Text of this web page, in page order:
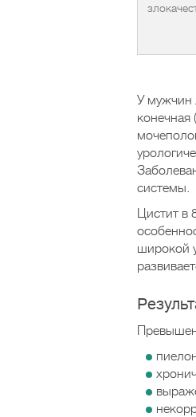
У мужчин
системы.
Цистит в
широкой